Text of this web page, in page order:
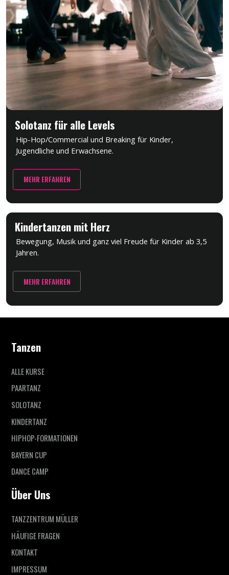
Solotanz für alle Levels
Hip-Hop/Commercial und Breaking für Kinder,
Jugendliche und Erwachsene.
MEHR ERFAHREN
Kindertanzen mit Herz
Bewegung, Musik und ganz viel Freude für Kinder ab 3,5
Jahren.
MEHR ERFAHREN
Tanzen
ALLE KURSE
PAARTANZ
SOLOTANZ
KINDERTANZ
HIPHOP-FORMATIONEN
BAYERN CUP
DANCE CAMP
Über Uns
TANZZENTRUM MÜLLER
HÄUFIGE FRAGEN
KONTAKT
IMPRESSUM